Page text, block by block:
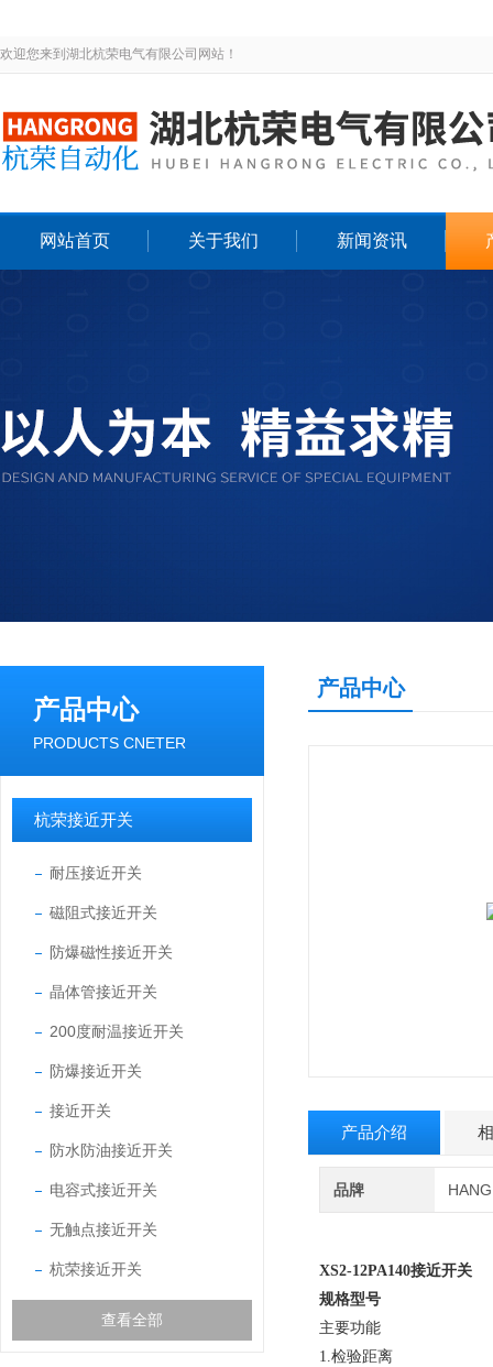
欢迎您来到湖北杭荣电气有限公司网站！
网站首页 关于我们 新闻资讯
产品中心
PRODUCTS CNETER
杭荣接近开关
耐压接近开关
磁阻式接近开关
防爆磁性接近开关
晶体管接近开关
200度耐温接近开关
防爆接近开关
接近开关
防水防油接近开关
电容式接近开关
无触点接近开关
杭荣接近开关
查看全部
产品中心
产品介绍
品牌
XS2-12PA140接近开关
规格型号
主要功能
1.检验距离